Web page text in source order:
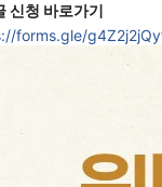
신청 바로가기
forms.gle/